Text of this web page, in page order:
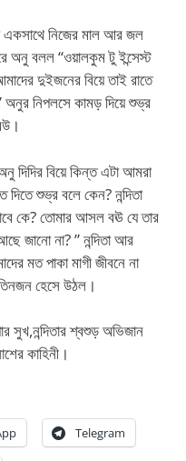
একসাথে নিজের মাল আর জল
বলল “ওয়ালকুম টু ইন্সেস্ট
দুইজনের বিয়ে তাই রাতে
নিপলসে কামড় দিয়ে শুভ্র
দিদির বিয়ে কিন্ত এটা আমরা
দিতে শুভ্র বলে কেন? নন্দিতা
কে? তোমার আসল বঊ যে তার
জানো না? ” নন্দিতা আর
মত পাকা মাগী জীবনে না
হেসে উঠল।
সুখ,নন্দিতার শ্বশুড় অভিজান
কাহিনী।
Telegram